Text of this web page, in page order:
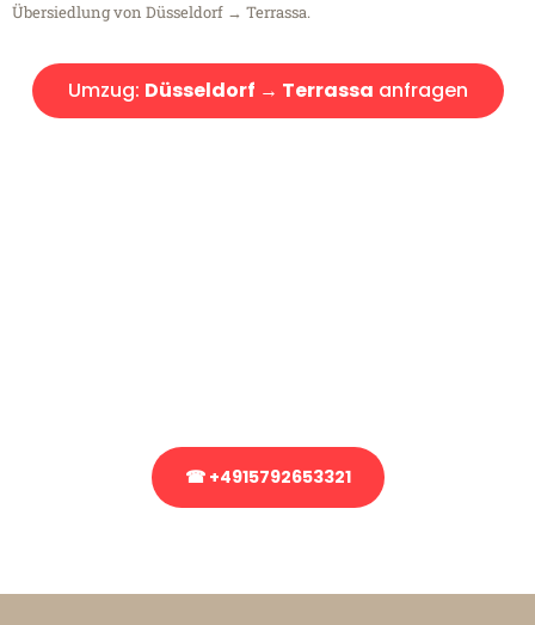
Übersiedlung von Düsseldorf → Terrassa.
Umzug: Düsseldorf → Terrassa anfragen
☎ +4915792653321